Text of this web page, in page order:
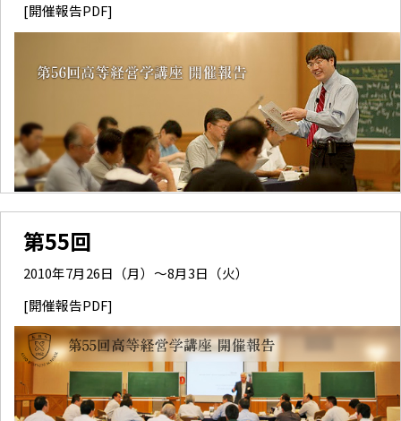
[開催報告PDF]
第55回
2010年7月26日（月）～8月3日（火）
[開催報告PDF]